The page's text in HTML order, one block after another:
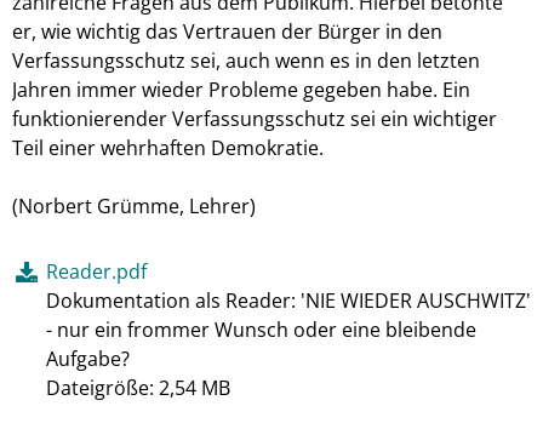
er, wie wichtig das Vertrauen der Bürger in den
Verfassungsschutz sei, auch wenn es in den letzten
Jahren immer wieder Probleme gegeben habe. Ein
funktionierender Verfassungsschutz sei ein wichtiger
Teil einer wehrhaften Demokratie.
(Norbert Grümme, Lehrer)
Reader.pdf
Dokumentation als Reader: 'NIE WIEDER AUSCHWITZ'
- nur ein frommer Wunsch oder eine bleibende
Aufgabe?
Dateigröße: 2,54 MB